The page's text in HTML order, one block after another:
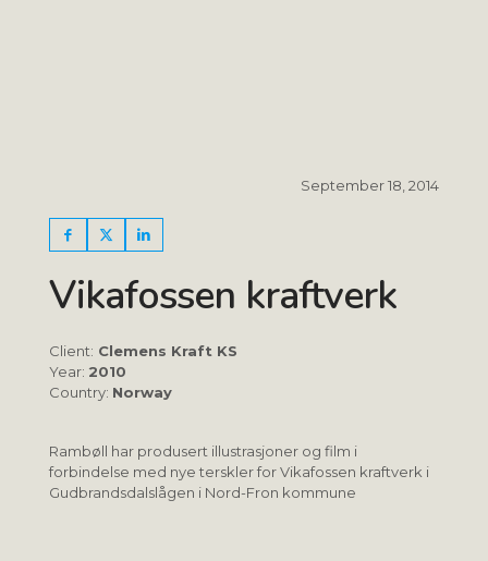
September 18, 2014
Vikafossen kraftverk
Client: Clemens Kraft KS
Year: 2010
Country: Norway
Rambøll har produsert illustrasjoner og film i
forbindelse med nye terskler for Vikafossen kraftverk i
Gudbrandsdalslågen i Nord-Fron kommune